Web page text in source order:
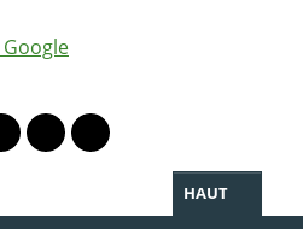
Bluesky
profil Instagram
le profil Linkedin
Lien vers le profil Facebook
Lien vers le profil Twitter
Partager par WhatsApp
HAUT